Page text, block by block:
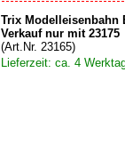
Trix Modelleisenbahn
Verkauf nur mit 23175
(Art.Nr. 23165)
Lieferzeit: ca. 4